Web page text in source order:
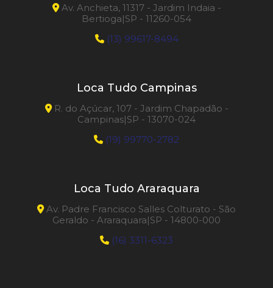
Av. Anchieta, 11317 - Jardim Indaia -
Bertioga|SP - 11260-054
(13) 99617-8494
Loca Tudo Campinas
R. do Açúcar, 107 - Jardim Chapadão -
Campinas|SP - 13070-024
(19) 99770-2782
Loca Tudo Araraquara
Av. Padre Francisco Salles Colturato - São
Geraldo - Araraquara|SP - 14800-000
(16) 3311-6323